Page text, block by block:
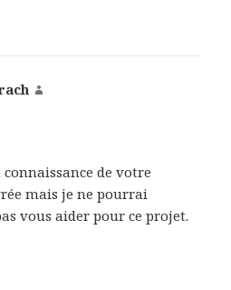
de votre
mais je ne pourrai
vous aider pour ce projet.